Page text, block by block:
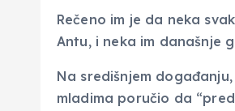
Rečeno im je da neka
Antu, i neka im današnje
Na središnjem
mladima poručio da